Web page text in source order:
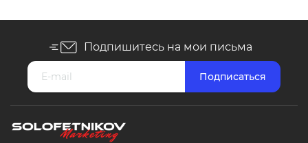
Подпишитесь на мои письма